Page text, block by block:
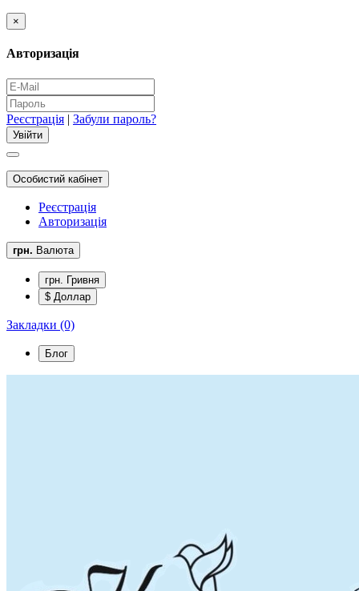
×
Авторизація
Реєстрація | Забули пароль?
Особистий кабінет
Реєстрація
Авторизація
грн. Валюта
грн. Гривня
$ Доллар
Закладки (0)
Блог